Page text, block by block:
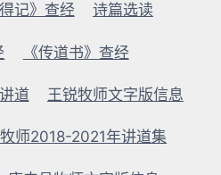
得记》查经 诗篇选读
《传道书》查经
讲道 王锐牧师文字版信息
师2018-2021年讲道集